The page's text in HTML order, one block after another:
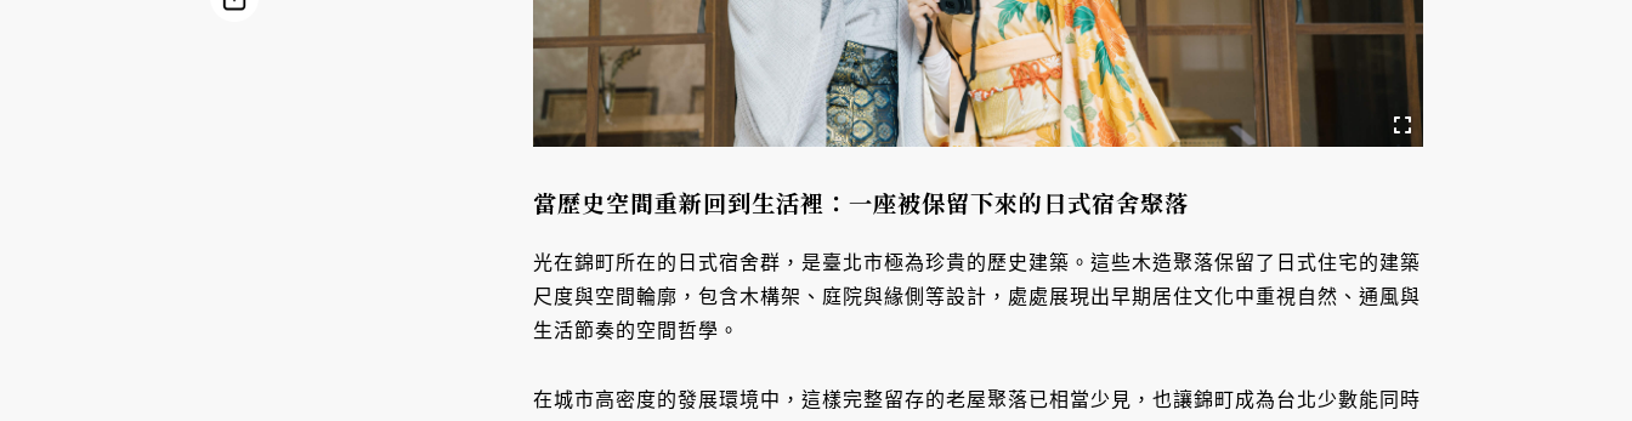
當歷史空間重新回到生活裡：一座被保留下來的日式宿舍聚落
光在錦町所在的日式宿舍群，是臺北市極為珍貴的歷史建築。這些木造聚落保留了日式住宅的建築
尺度與空間輪廓，包含木構架、庭院與緣側等設計，處處展現出早期居住文化中重視自然、通風與
生活節奏的空間哲學。
在城市高密度的發展環境中，這樣完整留存的老屋聚落已相當少見，也讓錦町成為台北少數能同時